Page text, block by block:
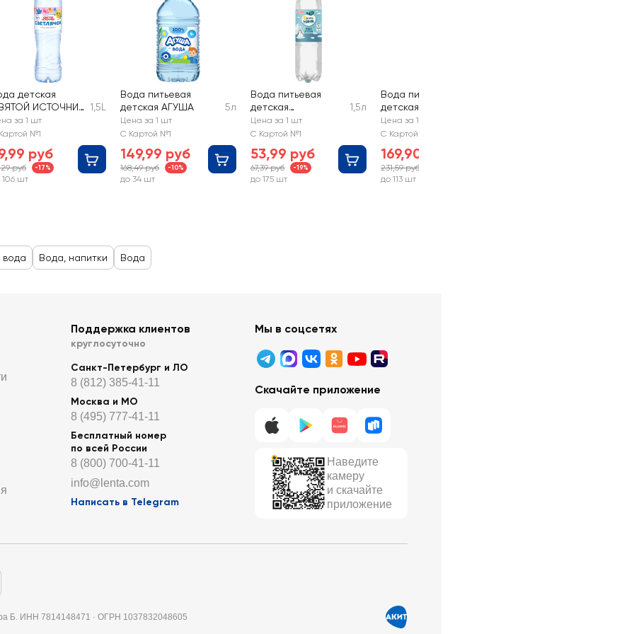
детская
ИСТОЧНИК
1,5L
за 1 шт
№1
руб
руб -17%
106 шт
Вода питьевая
детская АГУША
5л
Цена за 1 шт
С Картой №1
149,99 руб
168,49 руб -10%
до 34 шт
Вода питьевая
детская
ФРУТОНЯНЯ
1,5л
Цена за 1 шт
С Картой №1
53,99 руб
67,39 руб -19%
до 175 шт
Вода питьевая
детская ФРУТОНЯНЯ
Цена за 1 шт
С Картой №1
169,90 руб
231,59 руб
до 113 шт
вода Вода, напитки Вода
Поддержка клиентов
круглосуточно
Санкт-Петербург и ЛО
8 (812) 385-41-11
Москва и МО
8 (495) 777-41-11
Бесплатный номер
по всей России
8 (800) 700-41-11
info@lenta.com
Написать в Telegram
Мы в соцсетях
Скачайте приложение
Наведите
камеру
и скачайте
приложение
Б. ИНН 7814148471 · ОГРН 1037832048605